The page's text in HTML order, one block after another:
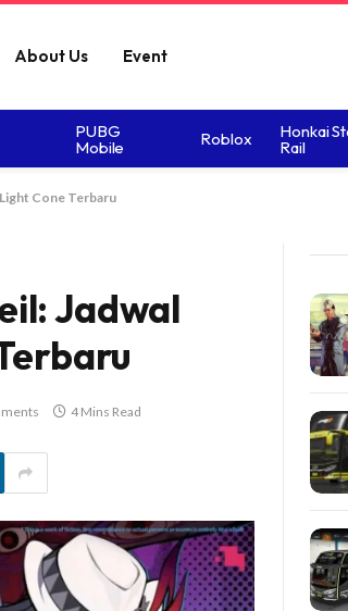
About Us Event
PUBG
Mobile Roblox Honkai
Rail
Cone Terbaru
Jadwal
4 Mins Read